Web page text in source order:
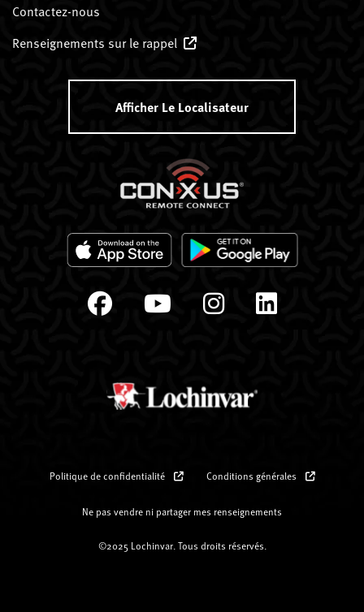
Contactez-nous
Renseignements sur le rappel
Afficher Le Localisateur
Politique de confidentialité Conditions générales
Ne pas vendre ni partager mes renseignements
©2025 Lochinvar. Tous droits réservés.